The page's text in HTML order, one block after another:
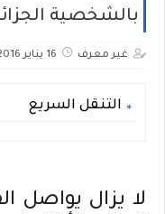
بالشخصية
غير معرف 16 يناير 2016
التنقل السريع
لا يزال يواصل